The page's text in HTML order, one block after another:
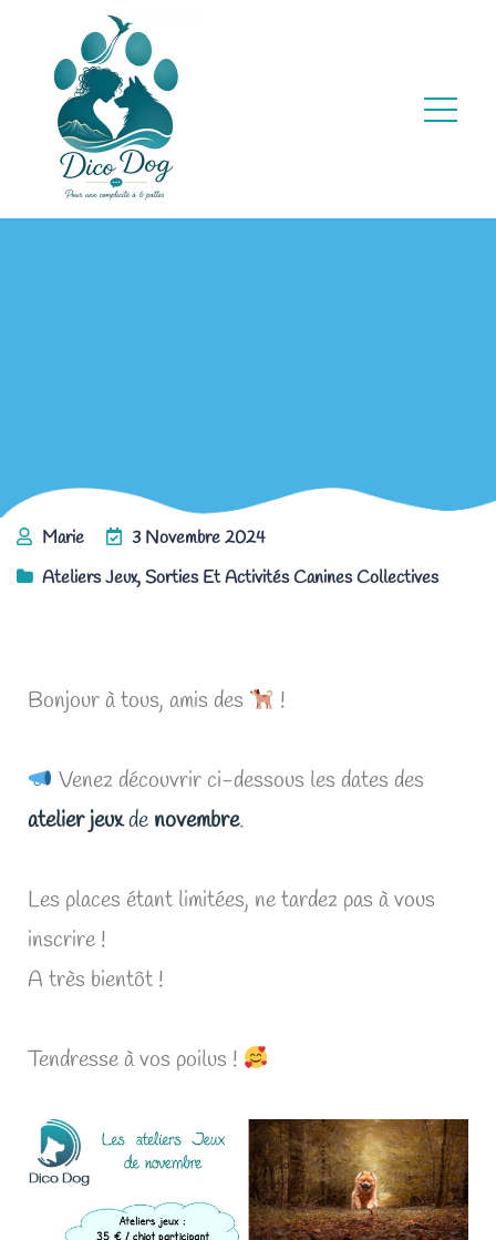
Marie
3 Novembre 2024
Ateliers Jeux,Sorties Et Activités Canines Collectives
Bonjour à tous, amis des !
Venez découvrir ci-dessous les dates des
atelier jeuxde novembre.
Les places étant limitées, ne tardez pas à vous
inscrire !
A très bientôt !
Tendresse à vos poilus !